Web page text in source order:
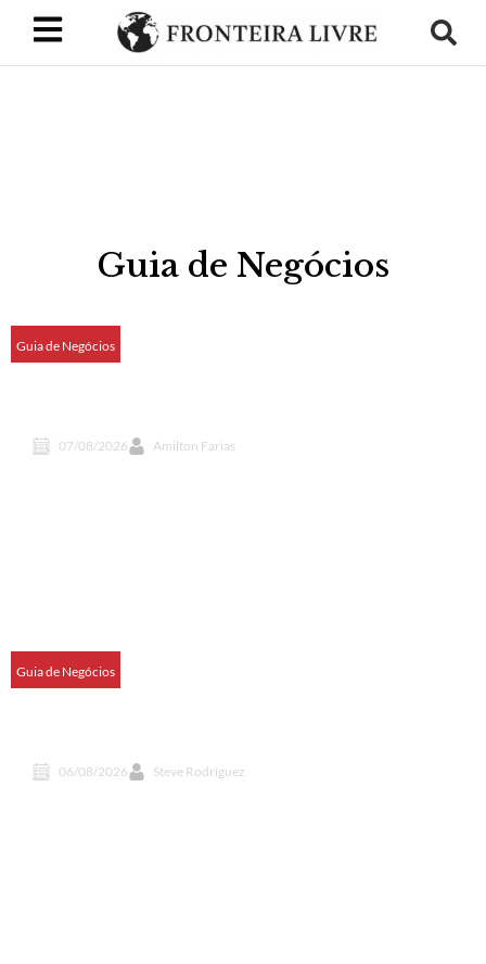
Guia de Negócios
Guia de Negócios
07/08/2026 Amilton Farias
Guia de Negócios
06/08/2026 Steve Rodríguez